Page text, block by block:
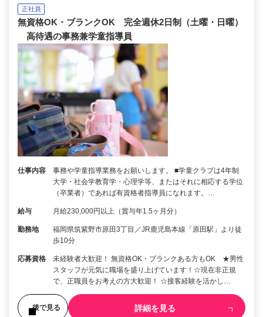
正社員
無資格OK・ブランクOK 完全週休2日制（土曜・日曜）
高待遇の事務兼学童指導員
仕事内容
事務や学童指導業務をお願いします。 ■学童クラブは4年制
大学・社会学教育学・心理学等、またはそれに相応する学位
（卒業者）であれば有資格者指導員になれます。…
給与 月給230,000円以上（賞与年1.5ヶ月分）
勤務地
福岡県筑紫野市原田3丁目／JR鹿児島本線「原田駅」より徒
歩10分
応募資格
未経験者大歓迎！ 無資格OK・ブランクある方もOK ★男性
スタッフが元気に職場を盛り上げています！☆現在非正規
で、正職員をお考えの方大歓迎！ ☆接客経験を活かし…
後で見る 詳細を見る